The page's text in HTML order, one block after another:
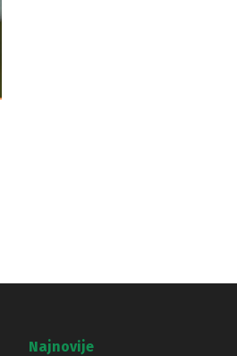
Najnovije